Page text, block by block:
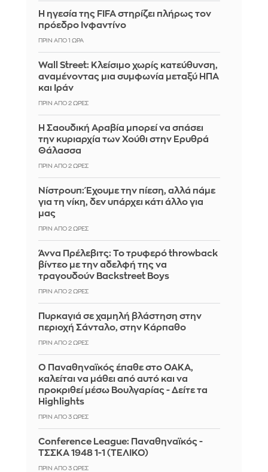
Η ηγεσία της FIFA στηρίζει πλήρως τον
πρόεδρο Ινφαντίνο
ΠΡΙΝ ΑΠΌ 1 ΏΡΑ
Wall Street: Κλείσιμο χωρίς κατεύθυνση,
αναμένοντας μια συμφωνία μεταξύ ΗΠΑ
και Ιράν
ΠΡΙΝ ΑΠΌ 2 ΏΡΕΣ
Η Σαουδική Αραβία μπορεί να σπάσει
την κυριαρχία των Χούθι στην Ερυθρά
Θάλασσα
ΠΡΙΝ ΑΠΌ 2 ΏΡΕΣ
Νίστρουπ: Έχουμε την πίεση, αλλά πάμε
για τη νίκη, δεν υπάρχει κάτι άλλο για
μας
ΠΡΙΝ ΑΠΌ 2 ΏΡΕΣ
Άννα Πρέλεβιτς: Το τρυφερό throwback
βίντεο με την αδελφή της να
τραγουδούν Backstreet Boys
ΠΡΙΝ ΑΠΌ 2 ΏΡΕΣ
Πυρκαγιά σε χαμηλή βλάστηση στην
περιοχή Σάνταλο, στην Κάρπαθο
ΠΡΙΝ ΑΠΌ 2 ΏΡΕΣ
Ο Παναθηναϊκός έπαθε στο ΟΑΚΑ,
καλείται να μάθει από αυτό και να
προκριθεί μέσω Βουλγαρίας - Δείτε τα
Highlights
ΠΡΙΝ ΑΠΌ 3 ΏΡΕΣ
Conference League: Παναθηναϊκός -
ΤΣΣΚΑ 1948 1-1 (ΤΕΛΙΚΟ)
ΠΡΙΝ ΑΠΌ 3 ΏΡΕΣ